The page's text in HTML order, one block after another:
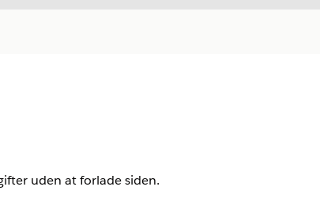
uden at forlade siden.